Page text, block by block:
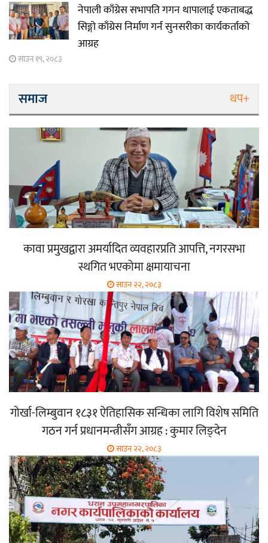
नेपाली काँग्रेस सभापति गगन थापालाई एकताबद्ध
सिङ्गो काँग्रेस निर्माण गर्न सुनसरीका कार्यकर्ताको
आग्रह
साउन १९, २०८३
समाज थप+
कावा प्रमुखद्वारा अमर्यादित व्यवहारप्रति आपत्ति, नगरसभा
स्थगित भएकोमा क्षमायाचना
साउन २२, २०८३
गोर्खा-लिम्बुवान १८३१ ऐतिहासिक सन्धिका लागि विशेष समिति
गठन गर्न प्रधानमन्त्रीसँग आग्रह : कुमार लिङ्देन
साउन २२, २०८३